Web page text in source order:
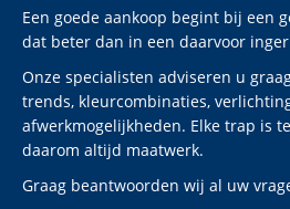
Een goede aankoop begint bij een
dat beter dan in een daarvoor
Onze specialisten adviseren u
trends, kleurcombinaties,
afwerkmogelijkheden. Elke trap is
daarom altijd maatwerk.
Graag beantwoorden wij al uw